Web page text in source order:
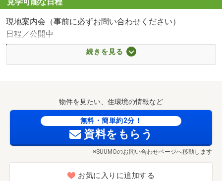
船橋市立習志野台中学校まで690m
■【スーパー】マックスバリュ習志野台店（約496m・徒歩
7分）
■【コンビニ】ローソン船橋習志野台五丁目店（約516m・
徒歩7分）
■【ドラッグストア】ウエルシア習志野台5丁目店（約
■【病院】医療法人成春会北習志野花輪病院（約1370m・
徒歩18分）
■【郵便局】船橋習志野台五郵便局（約674m・徒歩9分）
■【ショッピングセンター】ゆめまち習志野台モール（約
現地案内会（事前に必ずお問い合わせください）
日程／公開中
時間／9:30～19:00
◇貴重なお時間の中で、ご希望の情報をご案内いたします
おおよその所要時間や内容は、下記をご覧ください。
＊現地/現地見学（30分～）
＊ご希望条件のご相談（30分～）
＊資金計画のご相談（30分～）
続きを見る
物件を見たい、住環境の情報など
無料・簡単約2分！
資料をもらう
※SUUMOのお問い合わせページへ移動します
お気に入りに追加する